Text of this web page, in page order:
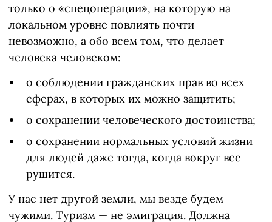
только о «спецоперации», на которую на
локальном уровне повлиять почти
невозможно, а обо всем том, что делает
человека человеком:
о соблюдении гражданских прав во всех
сферах, в которых их можно защитить;
о сохранении человеческого достоинства;
о сохранении нормальных условий жизни
для людей даже тогда, когда вокруг все
рушится.
У нас нет другой земли, мы везде будем
чужими. Туризм — не эмиграция. Должна